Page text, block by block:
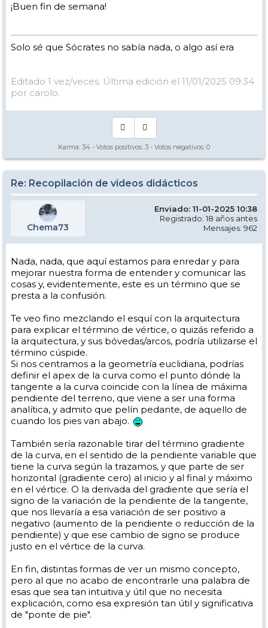
¡Buen fin de semana!
Solo sé que Sócrates no sabía nada, o algo así era
Editado 1 vez/veces. Última edición el 11/01/2025 09:34
por carolo.
Karma: 34 - Votos positivos: 3 - Votos negativos: 0
Re: Recopilación de videos didácticos
Chema73
Enviado: 11-01-2025 10:38
Registrado: 18 años antes
Mensajes: 962
Nada, nada, que aquí estamos para enredar y para
mejorar nuestra forma de entender y comunicar las
cosas y, evidentemente, este es un término que se
presta a la confusión.
Te veo fino mezclando el esquí con la arquitectura
para explicar el término de vértice, o quizás referido a
la arquitectura, y sus bóvedas/arcos, podría utilizarse el
término cúspide.
Si nos centramos a la geometría euclidiana, podrías
definir el apex de la curva como el punto dónde la
tangente a la curva coincide con la línea de máxima
pendiente del terreno, que viene a ser una forma
analítica, y admito que pelín pedante, de aquello de
cuando los pies van abajo.
También sería razonable tirar del término gradiente
de la curva, en el sentido de la pendiente variable que
tiene la curva según la trazamos, y que parte de ser
horizontal (gradiente cero) al inicio y al final y máximo
en el vértice. O la derivada del gradiente que sería el
signo de la variación de la pendiente de la tangente,
que nos llevaría a esa variación de ser positivo a
negativo (aumento de la pendiente o reducción de la
pendiente) y que ese cambio de signo se produce
justo en el vértice de la curva.
En fin, distintas formas de ver un mismo concepto,
pero al que no acabo de encontrarle una palabra de
esas que sea tan intuitiva y útil que no necesita
explicación, como esa expresión tan útil y significativa
de "ponte de pie".